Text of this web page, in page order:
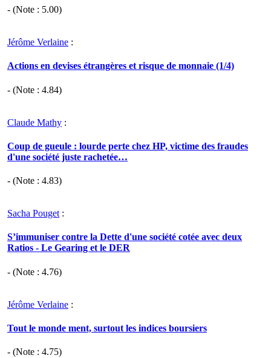
- (Note : 5.00)
Jérôme Verlaine :
Actions en devises étrangères et risque de monnaie (1/4)
- (Note : 4.84)
Claude Mathy :
Coup de gueule : lourde perte chez HP, victime des fraudes
d'une société juste rachetée…
- (Note : 4.83)
Sacha Pouget :
S’immuniser contre la Dette d'une société cotée avec deux
Ratios - Le Gearing et le DER
- (Note : 4.76)
Jérôme Verlaine :
Tout le monde ment, surtout les indices boursiers
- (Note : 4.75)